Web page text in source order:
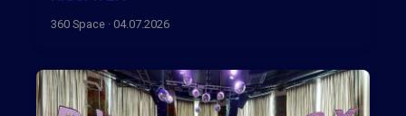
360 Space · 04.07.2026